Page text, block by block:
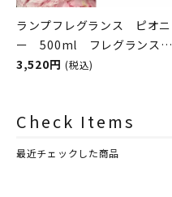
ランプフレグランス ピオニ
ー 500ml フレグランスラ
ンプ用オイル
3,520円 (税込)
Check Items
最近チェックした商品